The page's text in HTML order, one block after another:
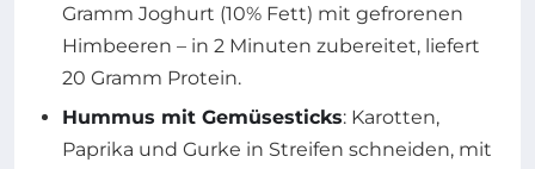
Gramm Joghurt (10% Fett) mit gefrorenen
Himbeeren – in 2 Minuten zubereitet, liefert
20 Gramm Protein.
Hummus mit Gemüsesticks: Karotten,
Paprika und Gurke in Streifen schneiden, mit